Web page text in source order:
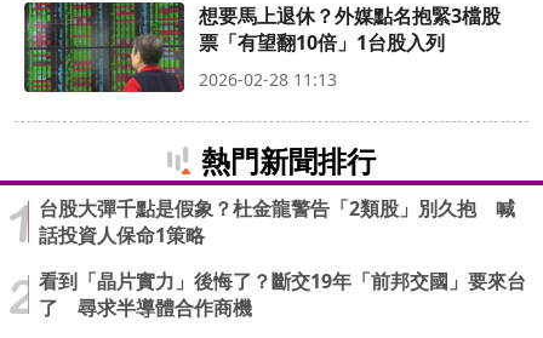
想要馬上退休？外媒點名抱緊3檔股
票「有望翻10倍」1台股入列
2026-02-28 11:13
熱門新聞排行
台股大彈千點是假象？杜金龍警告「2類股」別久抱 喊
話投資人保命1策略
看到「晶片實力」後悔了？斷交19年「前邦交國」要來台
了 尋求半導體合作商機